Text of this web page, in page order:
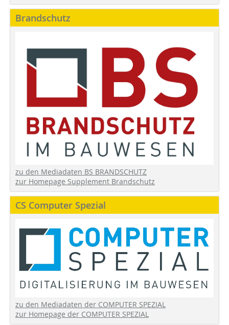
Brandschutz
zu den Mediadaten BS BRANDSCHUTZ
zur Homepage Supplement Brandschutz
CS Computer Spezial
zu den Mediadaten der COMPUTER SPEZIAL
zur Homepage der COMPUTER SPEZIAL